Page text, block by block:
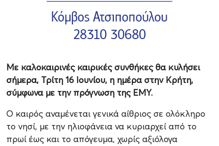
Με καλοκαιρινές καιρικές συνθήκες θα κυλήσει
σήμερα, Τρίτη 16 Ιουνίου, η ημέρα στην Κρήτη,
σύμφωνα με την πρόγνωση της ΕΜΥ.
Ο καιρός αναμένεται γενικά αίθριος σε ολόκληρο
το νησί, με την ηλιοφάνεια να κυριαρχεί από το
πρωί έως και το απόγευμα, χωρίς αξιόλογα